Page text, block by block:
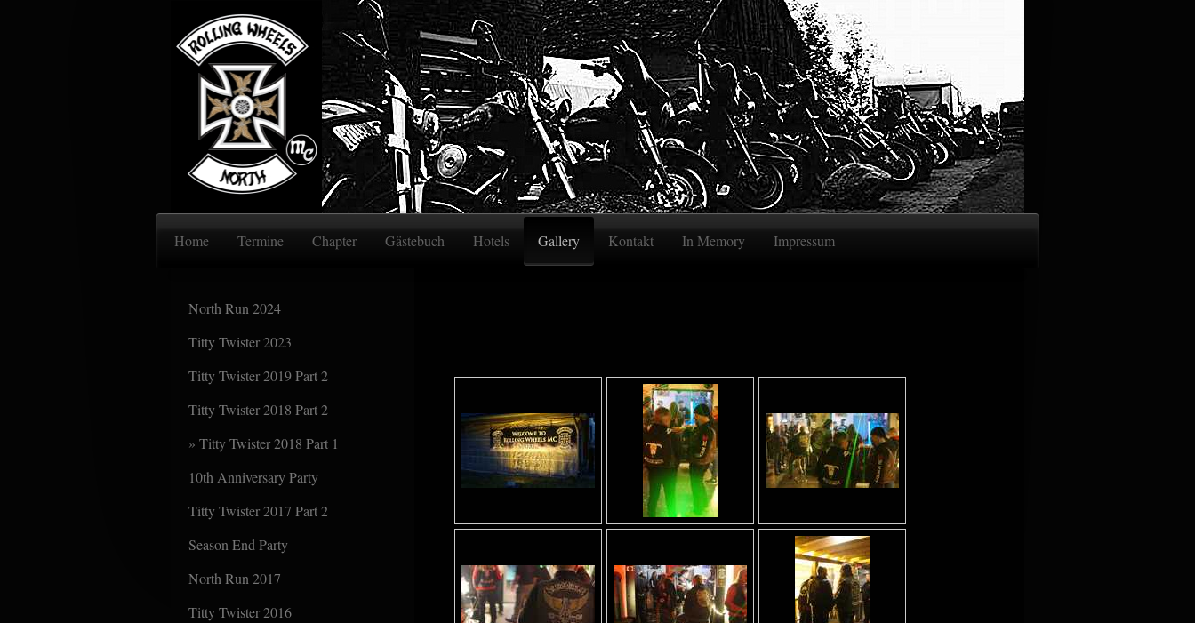
Home Termine Chapter Gästebuch Hotels Gallery Kontakt In Memory Impressum
North Run 2024
Titty Twister 2023
Titty Twister 2019 Part 2
Titty Twister 2018 Part 2
Titty Twister 2018 Part 1
10th Anniversary Party
Titty Twister 2017 Part 2
Season End Party
North Run 2017
Titty Twister 2016